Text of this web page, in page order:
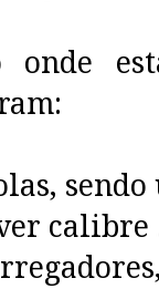
onde
calibre